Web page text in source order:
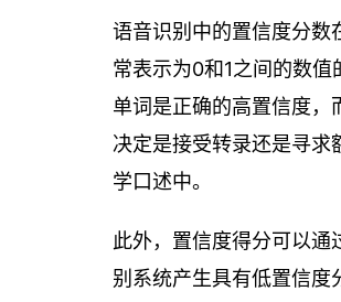
语音识别中的置信度分数
常表示为0和1之间的数
单词是正确的高置信度
决定是接受转录还是寻求
学口述中。
此外，置信度得分可以
别系统产生具有低置信度